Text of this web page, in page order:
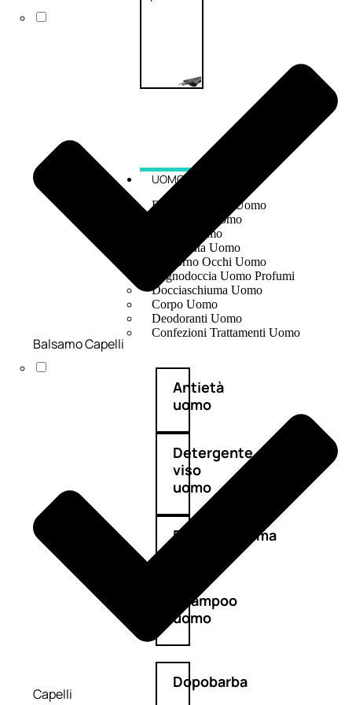
UOMO
Detergente Viso Uomo
Dopobarba Uomo
Antieta Uomo
Anticaduta Uomo
Contorno Occhi Uomo
Bagnodoccia Uomo Profumi
Docciaschiuma Uomo
Corpo Uomo
Deodoranti Uomo
Confezioni Trattamenti Uomo
Antietà
uomo
Detergente
viso
uomo
Docciaschiuma
Shampoo
uomo
Dopobarba
Balsamo Capelli
Capelli